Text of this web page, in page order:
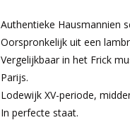
Authentieke Hausmannien
Oorspronkelijk uit een
Vergelijkbaar in het Frick
Parijs.
Lodewijk XV-periode,
In perfecte staat.